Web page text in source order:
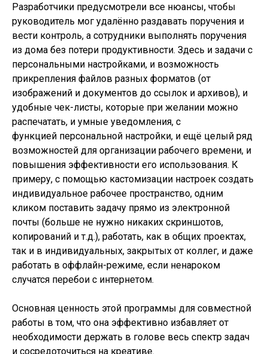
Разработчики предусмотрели все нюансы, чтобы
руководитель мог удалённо раздавать поручения и
вести контроль, а сотрудники выполнять поручения
из дома без потери продуктивности. Здесь и задачи с
персональными настройками, и возможность
прикрепления файлов разных форматов (от
изображений и документов до ссылок и архивов), и
удобные чек-листы, которые при желании можно
распечатать, и умные уведомления, с
функцией персональной настройки, и ещё целый ряд
возможностей для организации рабочего времени, и
повышения эффективности его использования. К
примеру, с помощью кастомизации настроек создать
индивидуальное рабочее пространство, одним
кликом поставить задачу прямо из электронной
почты (больше не нужно никаких скриншотов,
копирований и т.д.), работать, как в общих проектах,
так и в индивидуальных, закрытых от коллег, и даже
работать в оффлайн-режиме, если ненароком
случатся перебои с интернетом.
Основная ценность этой программы для совместной
работы в том, что она эффективно избавляет от
необходимости держать в голове весь спектр задач
и сосредоточиться на креативе.